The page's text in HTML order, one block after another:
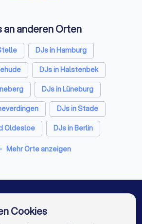
Fotografen in Seevetal
in Seevetal
in Seevetal
an anderen Orten
DJs in Hamburg
DJs in Halstenbek
DJs in Lüneburg
DJs in Stade
Oldesloe
DJs in Berlin
München
DJs in Köln
DJs in Bremen
Mehr Orte anzeigen
Cookies